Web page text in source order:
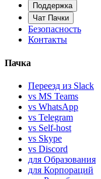
Поддержка
Чат Пачки
Безопасность
Контакты
Пачка
Переезд из Slack
vs MS Teams
vs WhatsApp
vs Telegram
vs Self-host
vs Skype
vs Discord
для Образования
для Корпораций